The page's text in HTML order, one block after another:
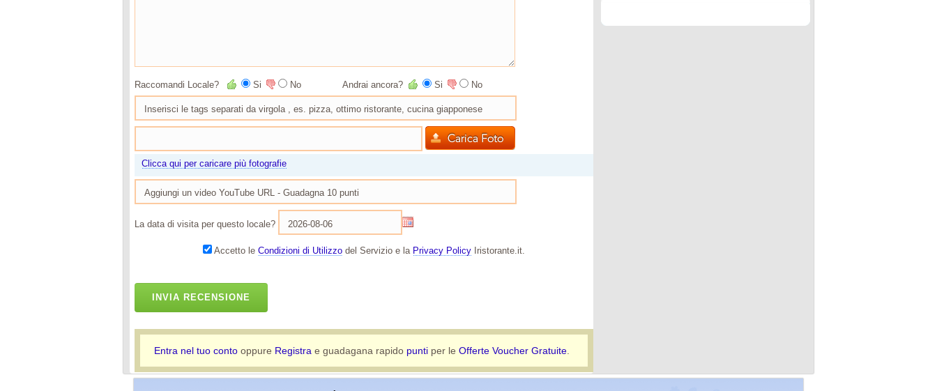
Raccomandi Locale? Si No Andrai ancora? Si No
Clicca qui per caricare più fotografie
La data di visita per questo locale?
Accetto le Condizioni di Utilizzodel Servizio e la Privacy PolicyIristorante.it.
INVIA RECENSIONE
Entra nel tuo contooppure Registra e guadagana rapido puntiper le Offerte Voucher Gratuite.